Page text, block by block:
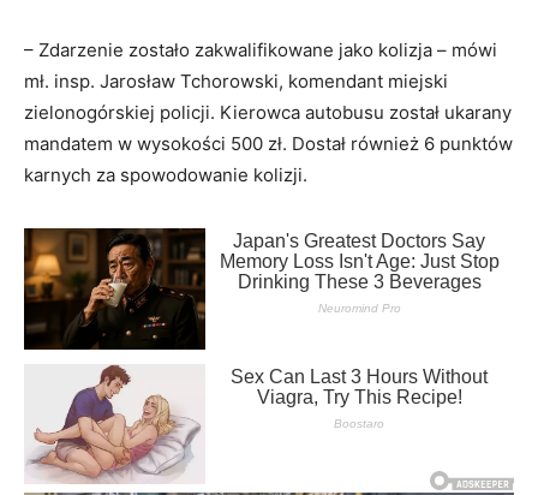
– Zdarzenie zostało zakwalifikowane jako kolizja – mówi
mł. insp. Jarosław Tchorowski, komendant miejski
zielonogórskiej policji. Kierowca autobusu został ukarany
mandatem w wysokości 500 zł. Dostał również 6 punktów
karnych za spowodowanie kolizji.